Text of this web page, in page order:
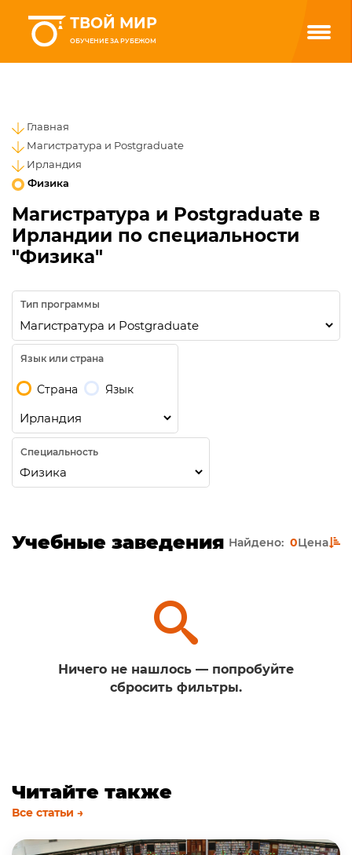
ТВОЙ МИР
ОБУЧЕНИЕ ЗА РУБЕЖОМ
Главная
Магистратура и Postgraduate
Ирландия
Физика
Магистратура и Postgraduate в
Ирландии по специальности
"Физика"
Тип программы
Язык или страна
Страна Язык
Специальность
Учебные заведения Найдено: 0Цена
Ничего не нашлось — попробуйте
сбросить фильтры.
Читайте также
Все статьи →